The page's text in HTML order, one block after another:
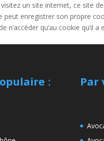
un site internet, ce site
peut enregistrer son propre
qu’au cookie qu’il
: Par